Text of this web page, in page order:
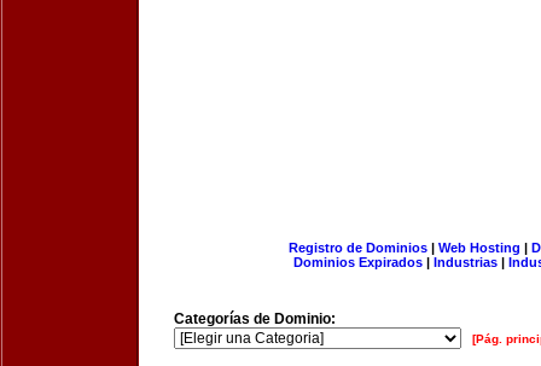
Registro de Dominios| Web Hosting |
Dominios Expirados | Industrias |
Categorías de Dominio:
[Pág.